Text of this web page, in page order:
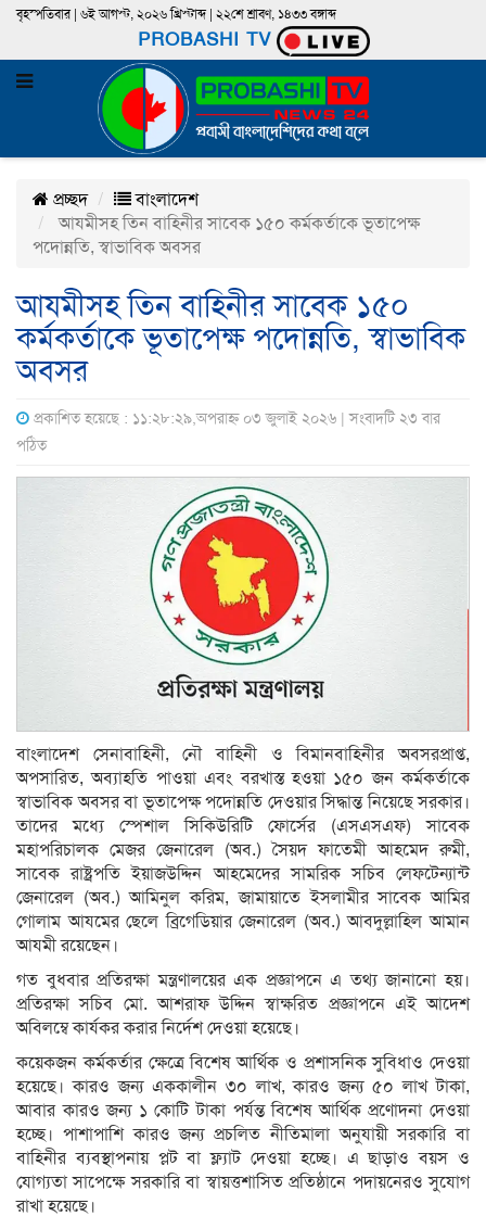
বৃহস্পতিবার | ৬ই আগস্ট, ২০২৬ খ্রিস্টাব্দ | ২২শে শ্রাবণ, ১৪৩৩ বঙ্গাব্দ
PROBASHI TV
প্রচ্ছদ
বাংলাদেশ
আযমীসহ তিন বাহিনীর সাবেক ১৫০ কর্মকর্তাকে ভূতাপেক্ষ
পদোন্নতি, স্বাভাবিক অবসর
আযমীসহ তিন বাহিনীর সাবেক ১৫০
কর্মকর্তাকে ভূতাপেক্ষ পদোন্নতি, স্বাভাবিক
অবসর
প্রকাশিত হয়েছে : ১১:২৮:২৯,অপরাহ্ন ০৩ জুলাই ২০২৬ | সংবাদটি ২৩ বার
পঠিত
বাংলাদেশ সেনাবাহিনী, নৌ বাহিনী ও বিমানবাহিনীর অবসরপ্রাপ্ত,
অপসারিত, অব্যাহতি পাওয়া এবং বরখাস্ত হওয়া ১৫০ জন কর্মকর্তাকে
স্বাভাবিক অবসর বা ভূতাপেক্ষ পদোন্নতি দেওয়ার সিদ্ধান্ত নিয়েছে সরকার।
তাদের মধ্যে স্পেশাল সিকিউরিটি ফোর্সের (এসএসএফ) সাবেক
মহাপরিচালক মেজর জেনারেল (অব.) সৈয়দ ফাতেমী আহমেদ রুমী,
সাবেক রাষ্ট্রপতি ইয়াজউদ্দিন আহমেদের সামরিক সচিব লেফটেন্যান্ট
জেনারেল (অব.) আমিনুল করিম, জামায়াতে ইসলামীর সাবেক আমির
গোলাম আযমের ছেলে ব্রিগেডিয়ার জেনারেল (অব.) আবদুল্লাহিল আমান
আযমী রয়েছেন।
গত বুধবার প্রতিরক্ষা মন্ত্রণালয়ের এক প্রজ্ঞাপনে এ তথ্য জানানো হয়।
প্রতিরক্ষা সচিব মো. আশরাফ উদ্দিন স্বাক্ষরিত প্রজ্ঞাপনে এই আদেশ
অবিলম্বে কার্যকর করার নির্দেশ দেওয়া হয়েছে।
কয়েকজন কর্মকর্তার ক্ষেত্রে বিশেষ আর্থিক ও প্রশাসনিক সুবিধাও দেওয়া
হয়েছে। কারও জন্য এককালীন ৩০ লাখ, কারও জন্য ৫০ লাখ টাকা,
আবার কারও জন্য ১ কোটি টাকা পর্যন্ত বিশেষ আর্থিক প্রণোদনা দেওয়া
হচ্ছে। পাশাপাশি কারও জন্য প্রচলিত নীতিমালা অনুযায়ী সরকারি বা
বাহিনীর ব্যবস্থাপনায় প্লট বা ফ্ল্যাট দেওয়া হচ্ছে। এ ছাড়াও বয়স ও
যোগ্যতা সাপেক্ষে সরকারি বা স্বায়ত্তশাসিত প্রতিষ্ঠানে পদায়নেরও সুযোগ
রাখা হয়েছে।